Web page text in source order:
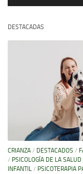
DESTACADAS
CRIANZA / DESTACADOS /
/ PSICOLOGÍA DE LA SALUD
INFANTIL / PSICOTERAPIA